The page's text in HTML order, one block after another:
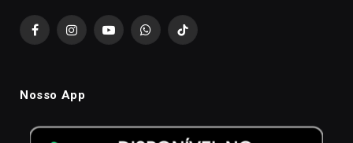
FacebookInstagramYouTubeWhatsAppTikTok
Nosso App